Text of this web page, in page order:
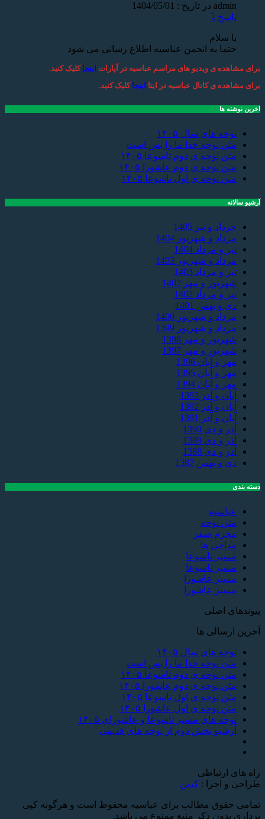
admin در تاریخ : 1404/05/01
پاسخ ⤵️
با سلام
حتما به انجمن عباسیه اطلاع رسانی می شود
برای مشاهده ی ویدیو های مراسم عباسیه در آپارات اینجا کلیک کنید.
برای مشاهده ی کانال عباسیه در ایتا اینجا کلیک کنید.
اخرین نوشته ها
نوحه های سال ۱۴۰۵
متن نوحه خدا ما را بس است
متن نوحه ی دوم تاسوعا ۱۴۰۵
متن نوحه ی دوم عاشورا ۱۴۰۵
متن نوحه ی اول تاسوعا ۱۴۰۵
آرشیو سالانه
خرداد و تیر 1405
مرداد و شهریور 1404
تیر و مرداد 1404
مرداد و شهریور 1403
تیر و مرداد 1403
شهریور و مهر 1402
تیر و مرداد 1402
دی و بهمن 1401
مرداد و شهریور 1400
مرداد و شهریور 1399
شهریور و مهر 1398
شهریور و مهر 1397
مهر و آبان 1396
مهر و آبان 1395
مهر و آبان 1394
آبان و آذر 1393
آبان و آذر 1392
آبان و آذر 1391
آذر و دی 1390
آذر و دی 1389
آذر و دی 1388
دی و بهمن 1387
دسته بندی
عباسیه
متن نوحه
محرم صفر
مداحی ها
مسیر تاسوعا
مسیر تاسوعا
مسیر عاشورا
مسیر عاشورا
پیوندهای اصلی
آخرین ارسالی ها
نوحه های سال ۱۴۰۵
متن نوحه خدا ما را بس است
متن نوحه ی دوم تاسوعا ۱۴۰۵
متن نوحه ی دوم عاشورا ۱۴۰۵
متن نوحه ی اول تاسوعا ۱۴۰۵
متن نوحه ی اول عاشورا ۱۴۰۵
نوحه های مسیر تاسوعا و عاشورای ۱۴۰۵
آرشیو بخش دوم از نوحه های قدیمی
راه های ارتباطی
طراحی و اجرا : کدین
تمامی حقوق مطالب برای عباسیه محفوظ است و هرگونه کپی
برداری بدون ذکر منبع ممنوع می باشد.